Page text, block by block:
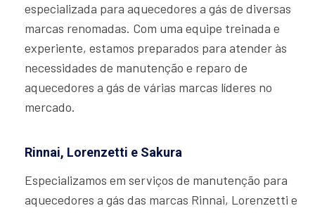
especializada para aquecedores a gás de diversas
marcas renomadas. Com uma equipe treinada e
experiente, estamos preparados para atender às
necessidades de manutenção e reparo de
aquecedores a gás de várias marcas líderes no
mercado.
Rinnai, Lorenzetti e Sakura
Especializamos em serviços de manutenção para
aquecedores a gás das marcas Rinnai, Lorenzetti e